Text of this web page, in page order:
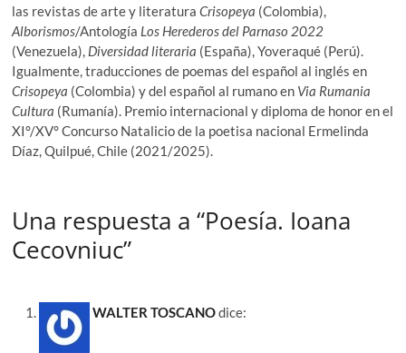
las revistas de arte y literaturaCrisopeya (Colombia),
Alborismos/Antología Los Herederos del Parnaso 2022
(Venezuela), Diversidad literaria (España), Yoveraqué (Perú).
Igualmente, traducciones de poemas del español al inglés en
Crisopeya (Colombia) y del español al rumano en Via Rumania
Cultura (Rumanía). Premio internacional y diploma de honor en el
XI°/XV° Concurso Natalicio de la poetisa nacional Ermelinda
Díaz, Quilpué, Chile (2021/2025).
Una respuesta a “Poesía. Ioana
Cecovniuc”
WALTER TOSCANOdice: